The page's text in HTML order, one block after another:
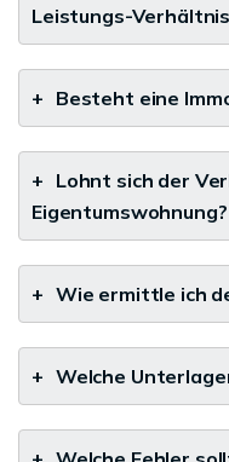
Leistungs-
+ Besteht eine
+ Lohnt sich der
Eigentumswohnung?
+ Wie ermittle ich
+ Welche